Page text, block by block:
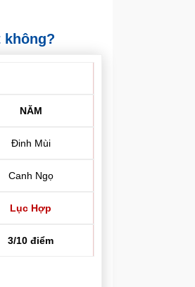
không?
NĂM
Đinh Mùi
Canh Ngọ
Lục Hợp
3/10 điểm